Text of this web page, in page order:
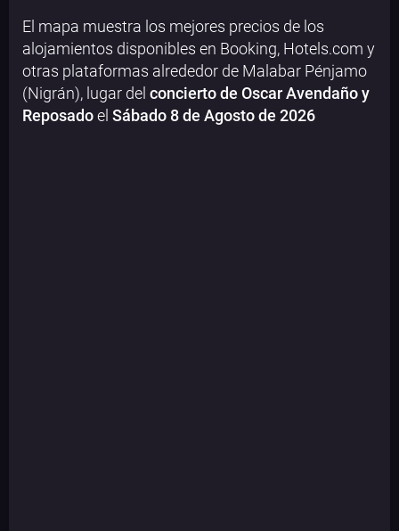
El mapa muestra los mejores precios de los
alojamientos disponibles en Booking, Hotels.com y
otras plataformas alrededor de Malabar Pénjamo
(Nigrán), lugar del concierto de Oscar Avendaño y
Reposadoel Sábado 8 de Agosto de 2026